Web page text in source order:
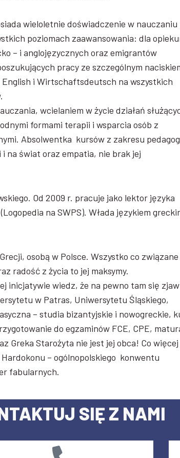
wieloletnie doświadczenie w nauczaniu
poziomach zaawansowania: dla
– i anglojęzycznych oraz emigrantów
pracy ze szczególnym
i Wirtschaftsdeutsch na wszystkich
wcielaniem w życie działań
formami terapii i wsparcia osób z
Absolwentka kursów z zakresu
na świat oraz empatia, nie brak jej
Od 2009 r. pracuje jako lektor języka
na SWPS). Włada językiem
osobą w Polsce. Wszystko co
radość z życia to jej maksymy.
inicjatywie wiedz, że na pewno tam się
w Patras, Uniwersytetu Śląskiego,
– studia bizantyjskie i nowogreckie,
do egzaminów FCE, CPE,
Greka Starożyta nie jest jej obca! Co więcej
– ogólnopolskiego konwentu
fabularnych.
SIĘ Z NAMI